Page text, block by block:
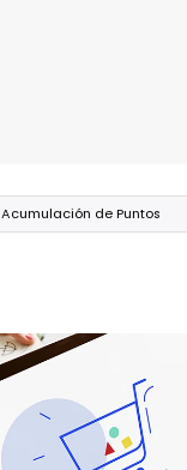
Acumulación de Puntos